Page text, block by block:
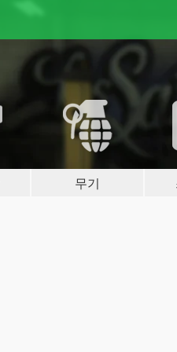
무기